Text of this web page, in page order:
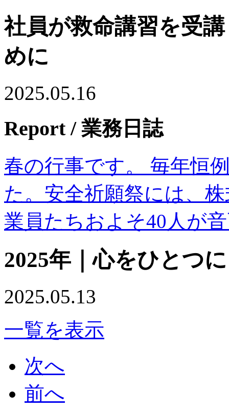
社員が救命講習を受
めに
2025.05.16
Report/ 業務日誌
春の行事です。 毎年恒
た。安全祈願祭には、
業員たちおよそ40人が
2025年｜心をひとつ
2025.05.13
一覧を表示
次へ
前へ